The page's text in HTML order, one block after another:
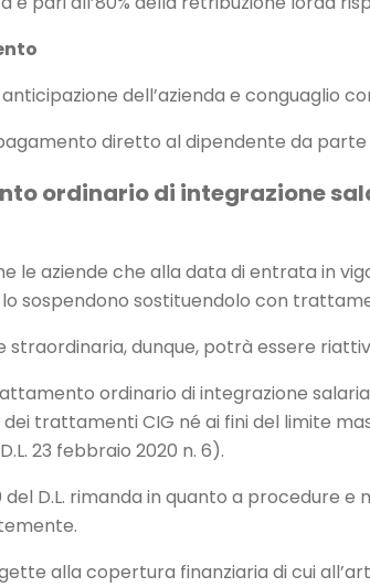
dell’azienda e conguaglio
diretto al dipendente da parte
ordinario di integrazione
le aziende che alla data di entrata in
sospendono sostituendolo con
straordinaria, dunque, potrà essere
ordinario di integrazione
trattamenti CIG né ai fini del limite
23 febbraio 2020 n. 6).
D.L. rimanda in quanto a procedure
alla copertura finanziaria di cui all’art.